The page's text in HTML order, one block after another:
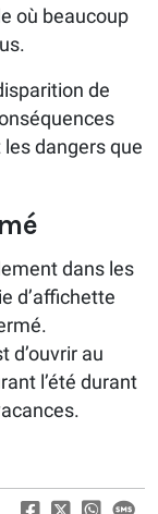
où beaucoup
de
dangers que
dans les
d’affichette
d’ouvrir au
l’été durant